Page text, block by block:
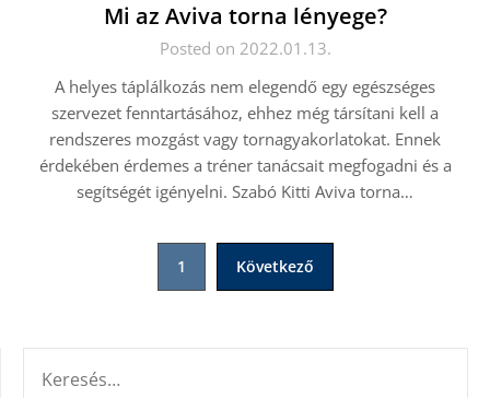
Mi az Aviva torna lényege?
Posted on 2022.01.13.
A helyes táplálkozás nem elegendő egy egészséges
szervezet fenntartásához, ehhez még társítani kell a
rendszeres mozgást vagy tornagyakorlatokat. Ennek
érdekében érdemes a tréner tanácsait megfogadni és a
segítségét igényelni. Szabó Kitti Aviva torna…
1 Következő